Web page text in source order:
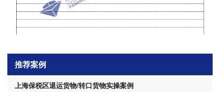
推荐案例
上海保税区退运货物/转口货物实操案例